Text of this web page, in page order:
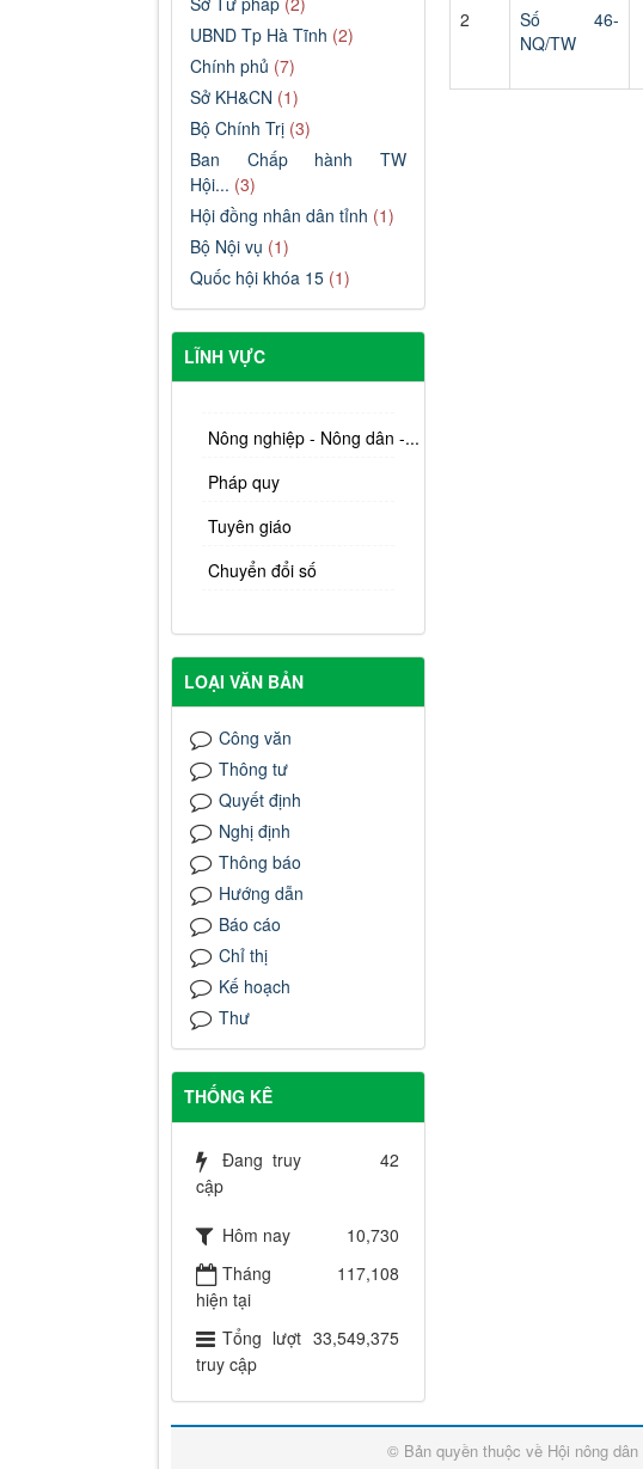
2
Số 46-
NQ/TW
UBND Tp Hà Tĩnh (2)
Chính phủ (7)
Sở KH&CN (1)
Bộ Chính Trị (3)
Ban Chấp hành TW
Hội... (3)
Hội đồng nhân dân tỉnh (1)
Bộ Nội vụ (1)
Quốc hội khóa 15 (1)
LĨNH VỰC
Nông nghiệp - Nông dân -...
Pháp quy
Tuyên giáo
Chuyển đổi số
LOẠI VĂN BẢN
Công văn
Thông tư
Quyết định
Nghị định
Thông báo
Hướng dẫn
Báo cáo
Chỉ thị
Kế hoạch
Thư
THỐNG KÊ
Đang truy
cập
42
Hôm nay
10,730
Tháng
hiện tại
117,108
Tổng lượt
truy cập
33,549,375
© Bản quyền thuộc về Hội nông